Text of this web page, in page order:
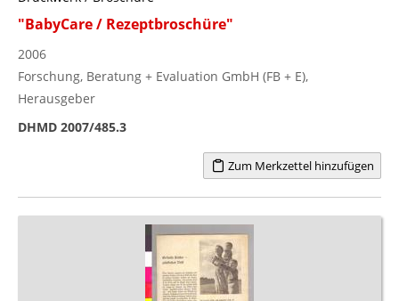
"BabyCare / Rezeptbroschüre"
2006
Forschung, Beratung + Evaluation GmbH (FB + E),
Herausgeber
DHMD 2007/485.3
Zum Merkzettel hinzufügen